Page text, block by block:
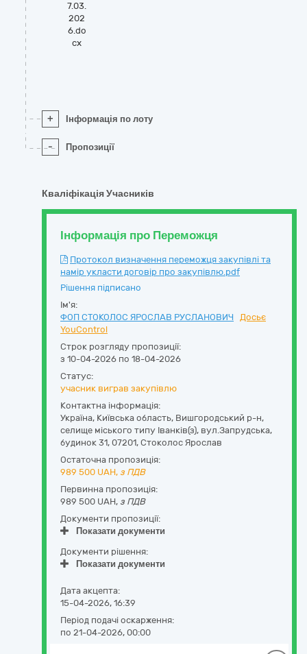
7.03.
202
6.do
cx
+ Інформація по лоту
- Пропозиції
Кваліфікація Учасників
Інформація про Переможця
Протокол визначення переможця закупівлі та
намір укласти договір про закупівлю.pdf
Рішення підписано
Ім'я:
ФОП СТОКОЛОС ЯРОСЛАВ РУСЛАНОВИЧ
Досьє
YouControl
Строк розгляду пропозиції:
з 10-04-2026 по 18-04-2026
Статус:
учасник виграв закупівлю
Контактна інформація:
Україна, Київська область, Вишгородський р-н,
селище міського типу Іванків(з), вул.Запрудська,
будинок 31, 07201, Стоколос Ярослав
Остаточна пропозиція:
989 500 UAH, з ПДВ
Первинна пропозиція:
989 500 UAH, з ПДВ
Документи пропозиції:
Показати документи
Документи рішення:
Показати документи
Дата акцепта:
15-04-2026, 16:39
Період подачі оскарження:
по 21-04-2026, 00:00